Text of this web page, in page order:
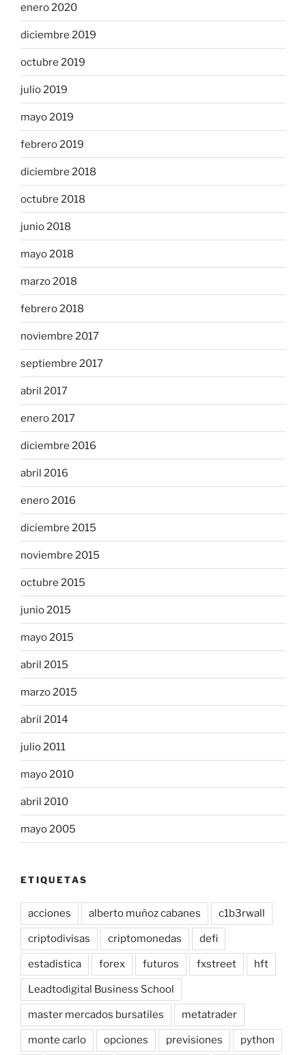
enero 2020
diciembre 2019
octubre 2019
julio 2019
mayo 2019
febrero 2019
diciembre 2018
octubre 2018
junio 2018
mayo 2018
marzo 2018
febrero 2018
noviembre 2017
septiembre 2017
abril 2017
enero 2017
diciembre 2016
abril 2016
enero 2016
diciembre 2015
noviembre 2015
octubre 2015
junio 2015
mayo 2015
abril 2015
marzo 2015
abril 2014
julio 2011
mayo 2010
abril 2010
mayo 2005
ETIQUETAS
acciones alberto muñoz cabanes c1b3rwall
criptodivisas criptomonedas defi
estadistica forex futuros fxstreet hft
Leadtodigital Business School
master mercados bursatiles metatrader
monte carlo opciones previsiones python